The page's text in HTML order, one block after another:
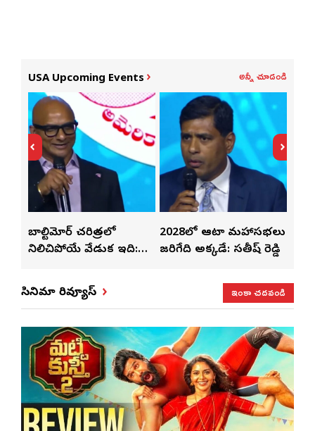
USA Upcoming Events అన్నీ చూడండి
బాల్టిమోర్ చరిత్రలో
నిలిచిపోయే వేడుక ఇది:
2028లో ఆటా మహాసభలు
జరిగేది అక్కడే: సతీష్ రెడ్డి
సినిమా రివ్యూస్ ఇంకా చదవండి